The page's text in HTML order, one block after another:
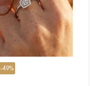
-49%